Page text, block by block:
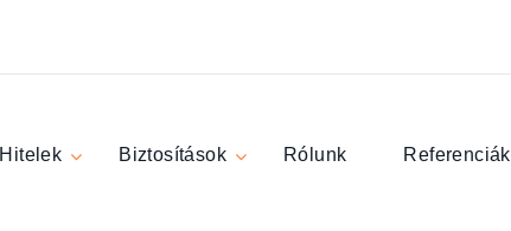
Hitelek Biztosítások Rólunk Referenciák